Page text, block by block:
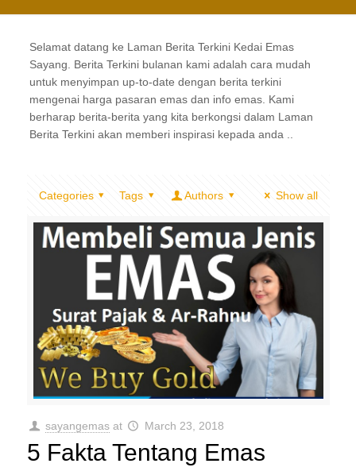
Selamat datang ke Laman Berita Terkini Kedai Emas
Sayang. Berita Terkini bulanan kami adalah cara mudah
untuk menyimpan up-to-date dengan berita terkini
mengenai harga pasaran emas dan info emas. Kami
berharap berita-berita yang kita berkongsi dalam Laman
Berita Terkini akan memberi inspirasi kepada anda ..
Categories Tags Authors Show all
sayangemas at March 23, 2018
5 Fakta Tentang Emas